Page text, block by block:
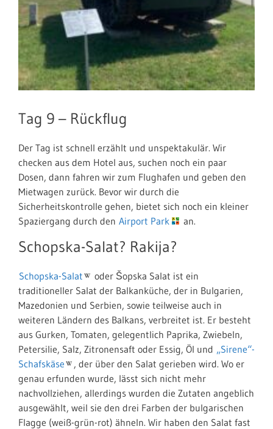
Tag 9 – Rückflug
Der Tag ist schnell erzählt und unspektakulär. Wir
checken aus dem Hotel aus, suchen noch ein paar
Dosen, dann fahren wir zum Flughafen und geben den
Mietwagen zurück. Bevor wir durch die
Sicherheitskontrolle gehen, bietet sich noch ein kleiner
Spaziergang durch den Airport Park an.
Schopska-Salat? Rakija?
Schopska-Salat
oder Šopska Salat ist ein
traditioneller Salat der Balkanküche, der in Bulgarien,
Mazedonien und Serbien, sowie teilweise auch in
weiteren Ländern des Balkans, verbreitet ist. Er besteht
aus Gurken, Tomaten, gelegentlich Paprika, Zwiebeln,
Petersilie, Salz, Zitronensaft oder Essig, Öl und „Sirene“-
Schafskäse
, der über den Salat gerieben wird. Wo er
genau erfunden wurde, lässt sich nicht mehr
nachvollziehen, allerdings wurden die Zutaten angeblich
ausgewählt, weil sie den drei Farben der bulgarischen
Flagge (weiß-grün-rot) ähneln. Wir haben den Salat fast